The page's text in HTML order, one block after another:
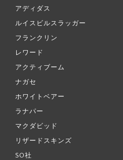
アディダス
ルイスビルスラッガー
フランクリン
レワード
アクティブーム
ナガセ
ホワイトベアー
ラナパー
マクダビッド
リザードスキンズ
SO社